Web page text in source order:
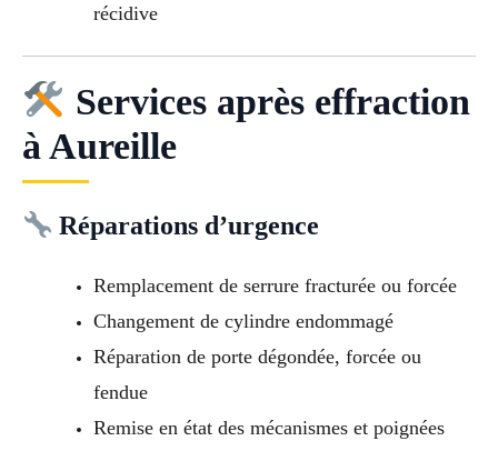
récidive
Services après effraction
à Aureille
Réparations d’urgence
Remplacement de serrure fracturée ou forcée
Changement de cylindre endommagé
Réparation de porte dégondée, forcée ou
fendue
Remise en état des mécanismes et poignées